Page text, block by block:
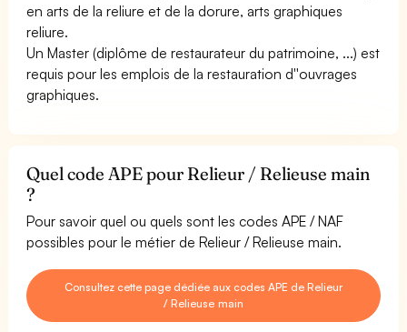
en arts de la reliure et de la dorure, arts graphiques
reliure.
Un Master (diplôme de restaurateur du patrimoine, ...) est
requis pour les emplois de la restauration d''ouvrages
graphiques.
Quel code APE pour Relieur / Relieuse main
?
Pour savoir quel ou quels sont les codes APE / NAF
possibles pour le métier de Relieur / Relieuse main.
Consultez cette page dédiée aux codes APE de Relieur
/ Relieuse main